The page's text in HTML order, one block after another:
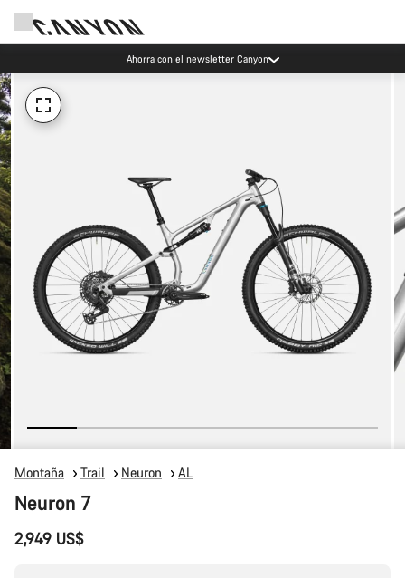
Ahorra con el newsletter Canyon
Montaña Trail Neuron AL
Neuron 7
2,949 US$